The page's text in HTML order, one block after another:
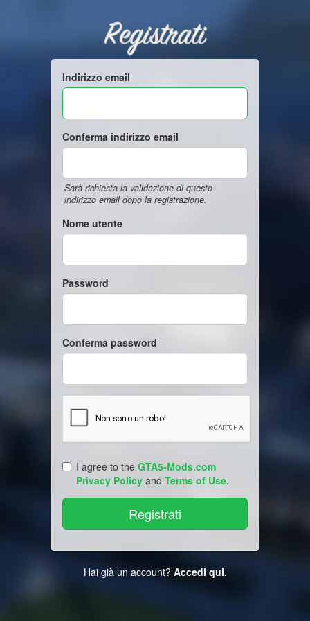
Registrati
Indirizzo email
Conferma indirizzo email
Sarà richiesta la validazione di questo
indirizzo email dopo la registrazione.
Nome utente
Password
Conferma password
I agree to the GTA5-Mods.com
Privacy Policy and Terms of Use.
Hai già un account? Accedi qui.